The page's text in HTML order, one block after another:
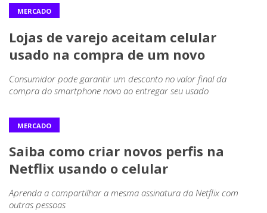
MERCADO
Lojas de varejo aceitam celular
usado na compra de um novo
Consumidor pode garantir um desconto no valor final da
compra do smartphone novo ao entregar seu usado
MERCADO
Saiba como criar novos perfis na
Netflix usando o celular
Aprenda a compartilhar a mesma assinatura da Netflix com
outras pessoas